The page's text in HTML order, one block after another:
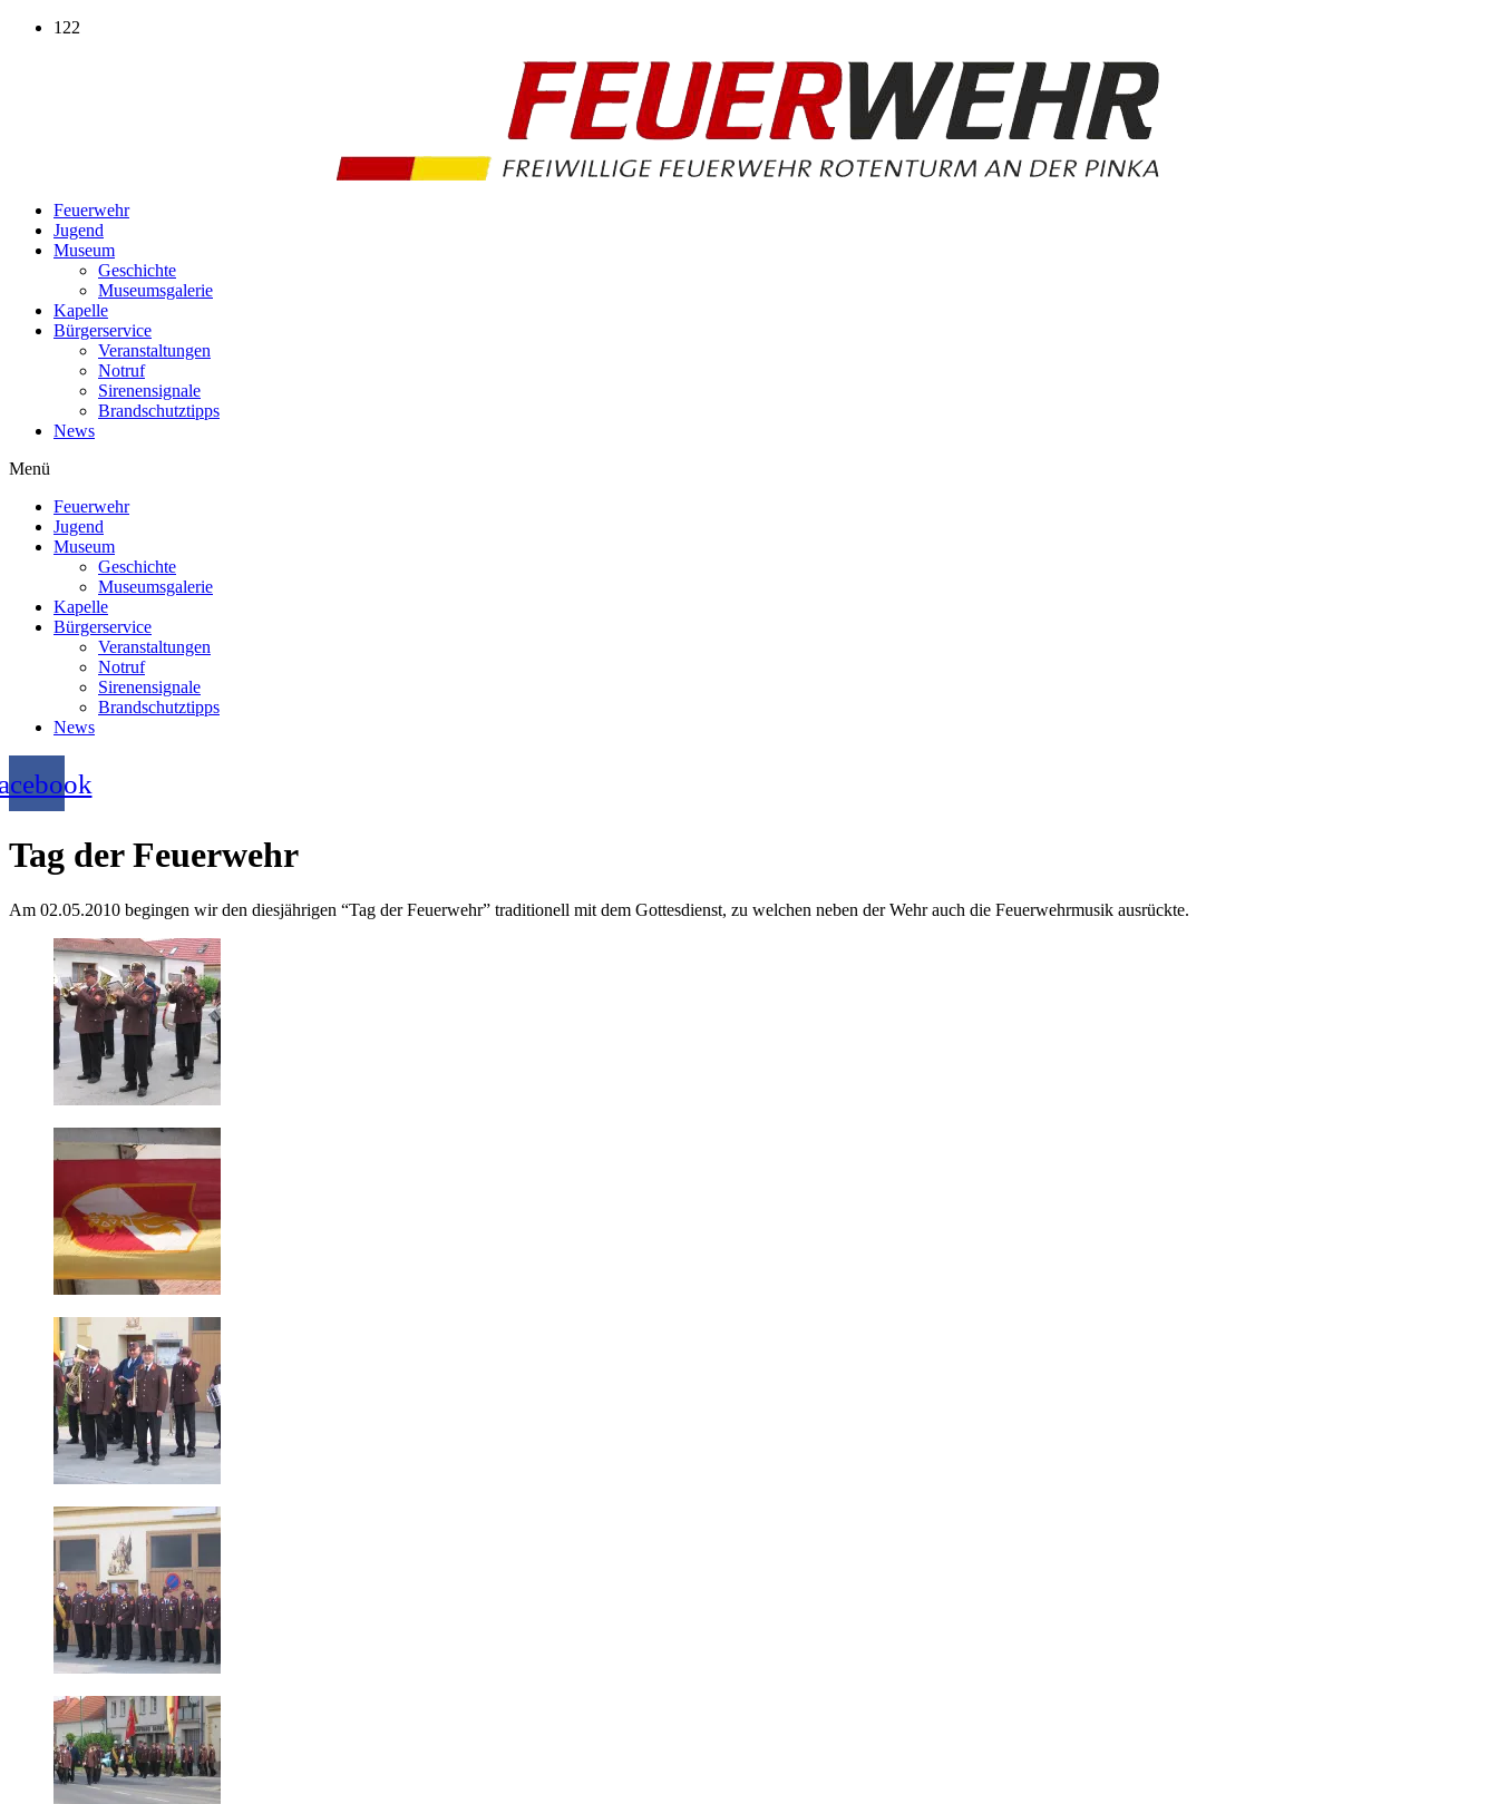
Zum
122
Feuerwehr
Jugend
Museum
Geschichte
Museumsgalerie
Kapelle
Bürgerservice
Veranstaltungen
Notruf
Sirenensignale
Brandschutztipps
News
Menü
Feuerwehr
Jugend
Museum
Geschichte
Museumsgalerie
Kapelle
Bürgerservice
Veranstaltungen
Notruf
Sirenensignale
Brandschutztipps
News
Tag der Feuerwehr
Am 02.05.2010 begingen wir den diesjährigen “Tag der Feuerwehr” traditionell mit dem Gottesdienst, zu welchen neben der Wehr auch die Feuerwehrmusik ausrückte.